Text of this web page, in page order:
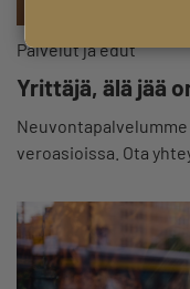
Palvelut ja edut
Yrittäjä, älä jää
veroasioissa. Ota